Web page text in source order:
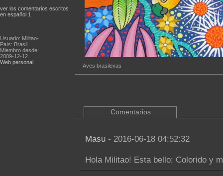
ver los comentarios escritos
en español 1
Usuario: Militao-
País: Brasil
Miembro desde:
2009-12-12
Web personal
Aves brasileiras
Comentarios
Masu - 2016-06-18 04:52:32
Hola Militao! Esta bello; Colorido y